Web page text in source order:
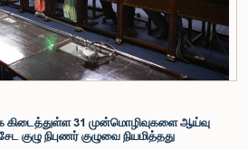
கருத்தில் கொண்டு, அந்தச் சம்பளம் மேலும்
கருத்தை குழுத் தலைவர் உள்ளிட்ட உறுப்பினர்கள்
இச்சம்பள மட்டம் தொடர்பாக மேலும் கவனம் செலுத்தி
அவசியம் குழுவில் வலியுறுத்தப்பட்டது. மேலும்,
மற்றும் பணியாளர் ஆணைக்குழுவை நிறுவுவதற்கான
கிடைத்துள்ள 31 முன்மொழிவுகளை ஆய்வு
குழு நிபுணர் குழுவை நியமித்தது